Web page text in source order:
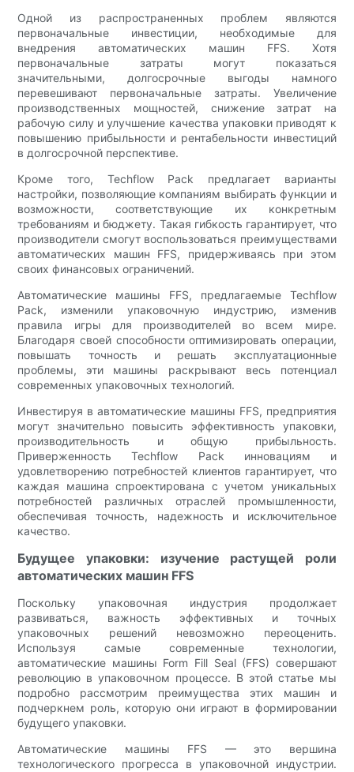
Одной из распространенных проблем являются
первоначальные инвестиции, необходимые для
внедрения автоматических машин FFS. Хотя
первоначальные затраты могут показаться
значительными, долгосрочные выгоды намного
перевешивают первоначальные затраты. Увеличение
производственных мощностей, снижение затрат на
рабочую силу и улучшение качества упаковки приводят к
повышению прибыльности и рентабельности инвестиций
в долгосрочной перспективе.
Кроме того, Techflow Pack предлагает варианты
настройки, позволяющие компаниям выбирать функции и
возможности, соответствующие их конкретным
требованиям и бюджету. Такая гибкость гарантирует, что
производители смогут воспользоваться преимуществами
автоматических машин FFS, придерживаясь при этом
своих финансовых ограничений.
Автоматические машины FFS, предлагаемые Techflow
Pack, изменили упаковочную индустрию, изменив
правила игры для производителей во всем мире.
Благодаря своей способности оптимизировать операции,
повышать точность и решать эксплуатационные
проблемы, эти машины раскрывают весь потенциал
современных упаковочных технологий.
Инвестируя в автоматические машины FFS, предприятия
могут значительно повысить эффективность упаковки,
производительность и общую прибыльность.
Приверженность Techflow Pack инновациям и
удовлетворению потребностей клиентов гарантирует, что
каждая машина спроектирована с учетом уникальных
потребностей различных отраслей промышленности,
обеспечивая точность, надежность и исключительное
качество.
Будущее упаковки: изучение растущей роли
автоматических машин FFS
Поскольку упаковочная индустрия продолжает
развиваться, важность эффективных и точных
упаковочных решений невозможно переоценить.
Используя самые современные технологии,
автоматические машины Form Fill Seal (FFS) совершают
революцию в упаковочном процессе. В этой статье мы
подробно рассмотрим преимущества этих машин и
подчеркнем роль, которую они играют в формировании
будущего упаковки.
Автоматические машины FFS — это вершина
технологического прогресса в упаковочной индустрии.